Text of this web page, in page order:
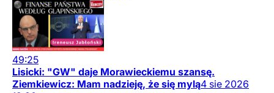
49:25
Lisicki: "GW" daje Morawieckiemu szansę.
Ziemkiewicz: Mam nadzieję, że się mylą4 sie 2026